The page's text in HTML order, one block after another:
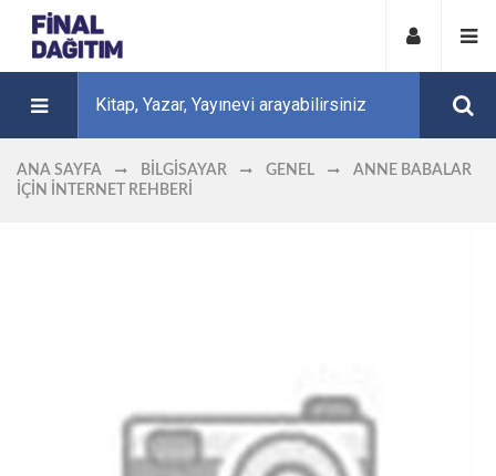
ANA SAYFA BILGISAYAR GENEL
ANNE BABALAR
İÇIN İNTERNET REHBERI